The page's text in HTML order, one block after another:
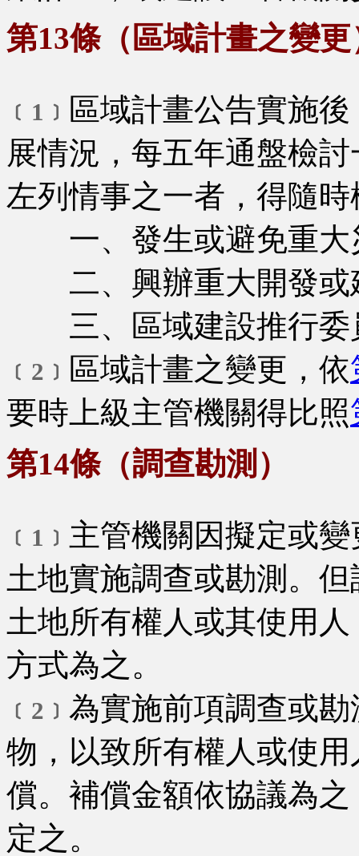
第13條（區域計畫之變更
﹝1﹞ 區域計畫公告實施
展情況，每五年通盤檢
左列情事之一者，得隨
一、發生或避免重大
二、興辦重大開發或
三、區域建設推行委
﹝2﹞ 區域計畫之變更，依
要時上級主管機關得比照
第14條（調查勘測）
﹝1﹞ 主管機關因擬定或
土地實施調查或勘測。
土地所有權人或其使用
方式為之。
﹝2﹞ 為實施前項調查或
物，以致所有權人或使
償。補償金額依協議為
定之。